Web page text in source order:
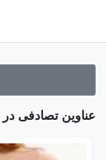
عناوین تصادفی در